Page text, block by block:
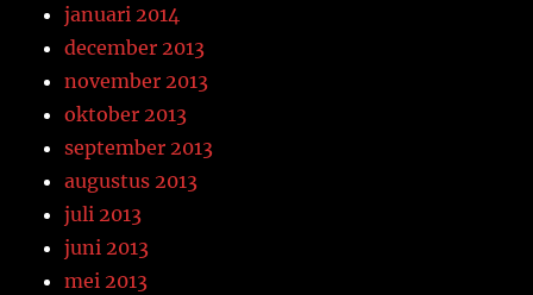
januari 2014
december 2013
november 2013
oktober 2013
september 2013
augustus 2013
juli 2013
juni 2013
mei 2013